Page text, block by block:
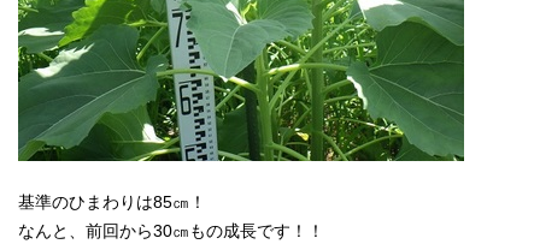
基準のひまわりは85㎝！
なんと、前回から30㎝もの成長です！！